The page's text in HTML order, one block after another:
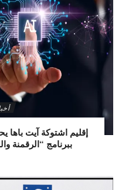
إقليم اشتوكة آيت
ببرنامج “الرقمنة